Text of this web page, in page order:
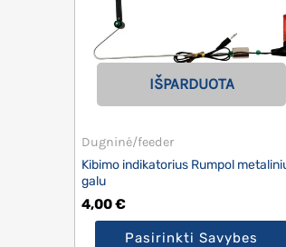
IŠPARDUOTA
Dugninė/feeder
Kibimo indikatorius Rumpol
galu
4,00€
Pasirinkti Savybes